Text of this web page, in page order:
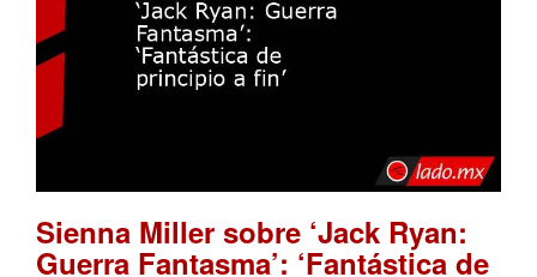
Sienna Miller sobre ‘Jack Ryan:
Guerra Fantasma’: ‘Fantástica de